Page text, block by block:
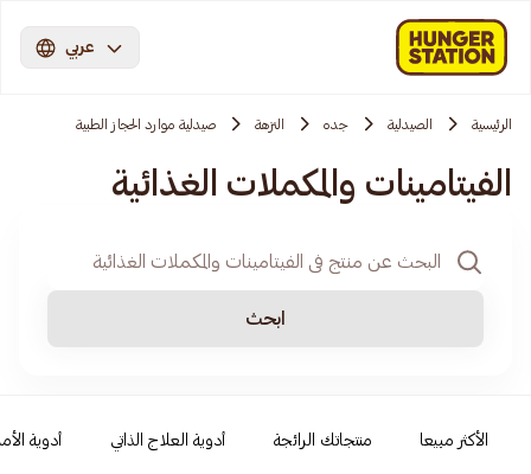
عربي
الرئيسية الصيدلية جده النزهة صيدلية موارد الحجاز الطبية
الفيتامينات والمكملات الغذائية
ابحث
الأكثر مبيعا منتجاتك الرائجة أدوية العلاج الذاتي أدوية